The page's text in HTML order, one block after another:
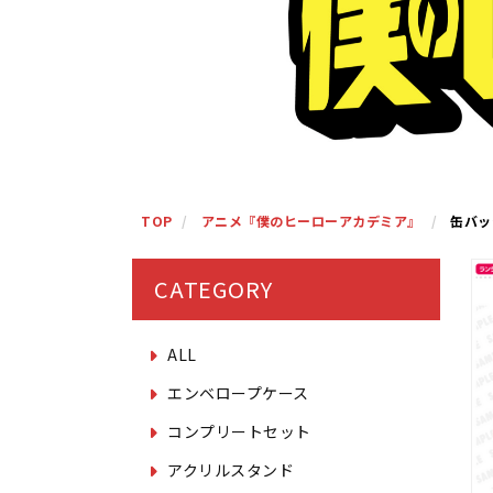
TOP アニメ『僕のヒーローアカデミア』 缶バ
CATEGORY
ALL
エンベロープケース
コンプリートセット
アクリルスタンド